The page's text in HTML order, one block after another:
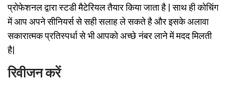
प्रोफेशनल द्वारा स्टडी मैटेरियल तैयार किया जाता है | साथ ही कोचिंग
में आप अपने सीनियर्स से सही सलाह ले सकते है और इसके अलावा
सकारात्मक प्रतिस्पर्धा से भी आपको अच्छे नंबर लाने में मदद मिलती
है|
रिवीजन करें